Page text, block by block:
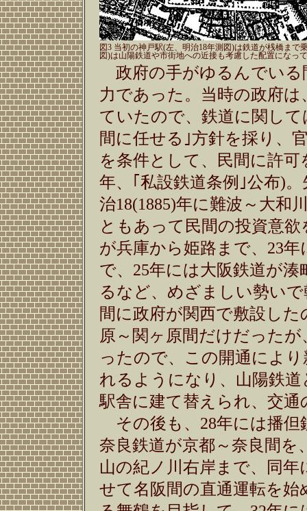
図3 当初の神戸駅(左、明治18年測図)は鉄道が桟橋ま
図)は山陽鉄道や市街地への近接も考慮した配置になっ
政府の手がゆるんでいる
力であった。当時の政府
ていたので、鉄道に関し
間に任せる｣方針を採り、
を条件として、民間に許可
年、｢私設鉄道条例｣公布)
治18(1885)年に難波～大和
ともあって民間の投資意
が兵庫から姫路まで、23
で、25年には大阪鉄道が
るなど、めざましい勢い
間に政府が関西で敷設し
原～関ヶ原間だけだった
ったので、この開通によ
れるようになり、山陽鉄
駅舎に建て替えられ、交
その後も、28年には播但
奈良鉄道が京都～奈良間を
山の紀ノ川右岸まで、同
せて名阪間の直通運転を